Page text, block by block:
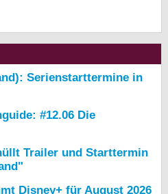
Serienstarttermine in
#12.06 Die
Trailer und Starttermin
Disney+ für August 2026